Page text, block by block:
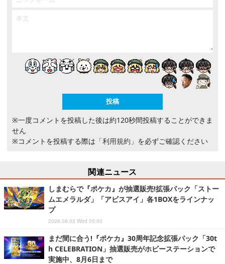
※一度コメントを投稿した後は約120秒間投稿することができま
せん
※コメントを投稿する際は 「利用規約」 を必ずご確認ください
関連ニュース
しまむらで『ポケカ』が抽選販売!拡張パック「ストー
ムエメラルダ」「アビスアイ」各1BOXをラインナッ
プ
2026.08.05 Wed 05:00
まだ間に合う!『ポケカ』30周年記念拡張パック「30t
h CELEBRATION」抽選販売がホビーステーションで
実施中、8月6日まで